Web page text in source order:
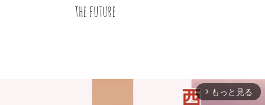
arrow_forward_ios もっと見る